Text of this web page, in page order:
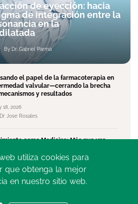
utiliza cookies para
que obtenga la mejor
en nuestro sitio web.
de eyección: hacia
de integración entre la
en la
By Dr. Gabriel Parma
el papel de la farmacoterapia en
valvular—cerrando la brecha
y resultados
18, 2026
Jose Rosales
como Medicina: Más que una
13, 2026
Norberto Bornancini